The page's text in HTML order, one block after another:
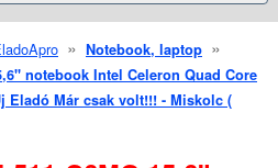
» Notebook, laptop »
notebook Intel Celeron Quad Core
Eladó Már csak volt!!! - Miskolc (